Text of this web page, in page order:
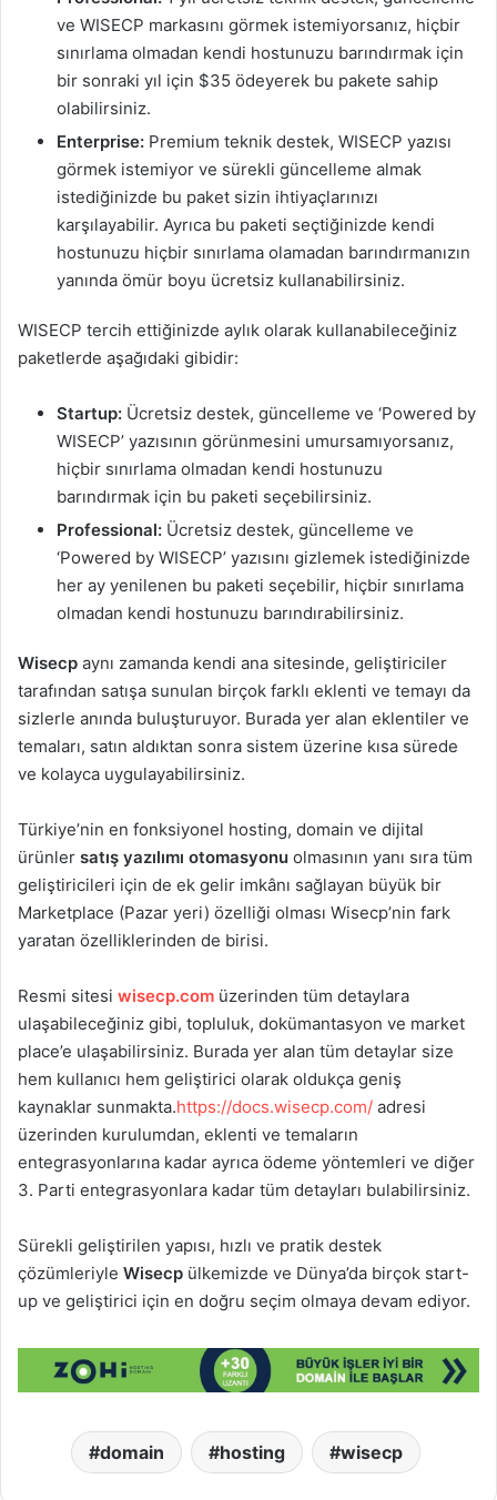
ve WISECP markasını görmek istemiyorsanız, hiçbir
sınırlama olmadan kendi hostunuzu barındırmak için
bir sonraki yıl için $35 ödeyerek bu pakete sahip
olabilirsiniz.
Enterprise: Premium teknik destek, WISECP yazısı
görmek istemiyor ve sürekli güncelleme almak
istediğinizde bu paket sizin ihtiyaçlarınızı
karşılayabilir. Ayrıca bu paketi seçtiğinizde kendi
hostunuzu hiçbir sınırlama olamadan barındırmanızın
yanında ömür boyu ücretsiz kullanabilirsiniz.
WISECP tercih ettiğinizde aylık olarak kullanabileceğiniz
paketlerde aşağıdaki gibidir:
Startup: Ücretsiz destek, güncelleme ve ‘Powered by
WISECP’ yazısının görünmesini umursamıyorsanız,
hiçbir sınırlama olmadan kendi hostunuzu
barındırmak için bu paketi seçebilirsiniz.
Professional: Ücretsiz destek, güncelleme ve
‘Powered by WISECP’ yazısını gizlemek istediğinizde
her ay yenilenen bu paketi seçebilir, hiçbir sınırlama
olmadan kendi hostunuzu barındırabilirsiniz.
Wisecp aynı zamanda kendi ana sitesinde, geliştiriciler
tarafından satışa sunulan birçok farklı eklenti ve temayı da
sizlerle anında buluşturuyor. Burada yer alan eklentiler ve
temaları, satın aldıktan sonra sistem üzerine kısa sürede
ve kolayca uygulayabilirsiniz.
Türkiye’nin en fonksiyonel hosting, domain ve dijital
ürünler satış yazılımı otomasyonu olmasının yanı sıra tüm
geliştiricileri için de ek gelir imkânı sağlayan büyük bir
Marketplace (Pazar yeri) özelliği olması Wisecp’nin fark
yaratan özelliklerinden de birisi.
Resmi sitesi wisecp.com üzerinden tüm detaylara
ulaşabileceğiniz gibi, topluluk, dokümantasyon ve market
place’e ulaşabilirsiniz. Burada yer alan tüm detaylar size
hem kullanıcı hem geliştirici olarak oldukça geniş
kaynaklar sunmakta.https://docs.wisecp.com/ adresi
üzerinden kurulumdan, eklenti ve temaların
entegrasyonlarına kadar ayrıca ödeme yöntemleri ve diğer
3. Parti entegrasyonlara kadar tüm detayları bulabilirsiniz.
Sürekli geliştirilen yapısı, hızlı ve pratik destek
çözümleriyle Wisecp ülkemizde ve Dünya’da birçok start-
up ve geliştirici için en doğru seçim olmaya devam ediyor.
domain hosting wisecp